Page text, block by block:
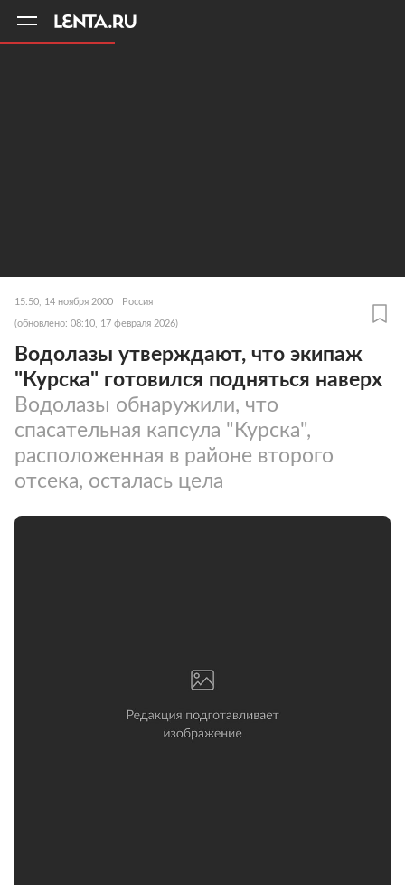
15:50, 14 ноября 2000 Россия
(обновлено: 08:10, 17 февраля 2026)
Водолазы утверждают, что экипаж
"Курска" готовился подняться наверх
Водолазы обнаружили, что
спасательная капсула "Курска",
расположенная в районе второго
отсека, осталась цела